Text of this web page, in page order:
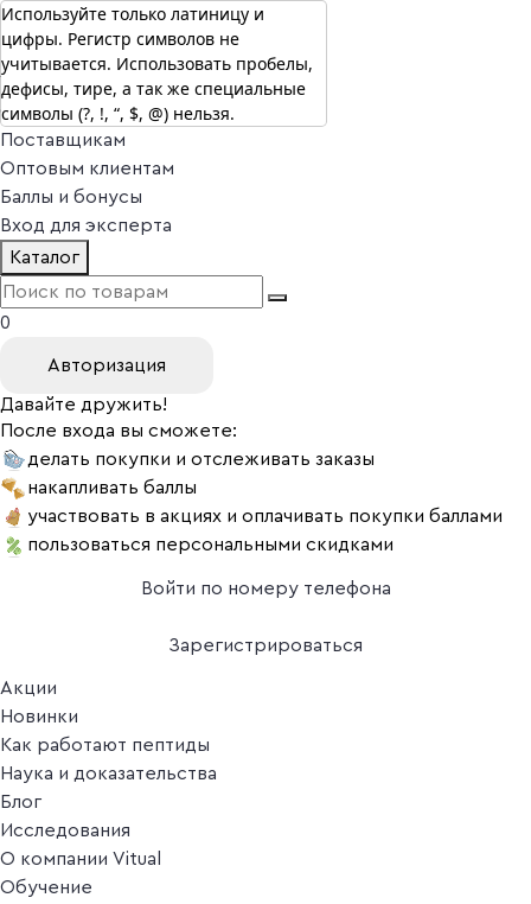
г. Москва
Vitual Peptide +7 (800) 101-13-25
Специалистам
Поставщикам
Оптовым клиентам
Баллы и бонусы
Вход для эксперта
Каталог
0
Авторизация
Давайте дружить!
После входа вы сможете:
делать покупки и отслеживать заказы
накапливать баллы
участвовать в акциях и оплачивать покупки баллами
пользоваться персональными скидками
Войти по номеру телефона
Зарегистрироваться
Акции
Новинки
Как работают пептиды
Наука и доказательства
Блог
Исследования
О компании Vitual
Обучение
Используйте только латиницу и
цифры. Регистр символов не
учитывается. Использовать пробелы,
дефисы, тире, а так же специальные
символы (?, !, “, $, @) нельзя.